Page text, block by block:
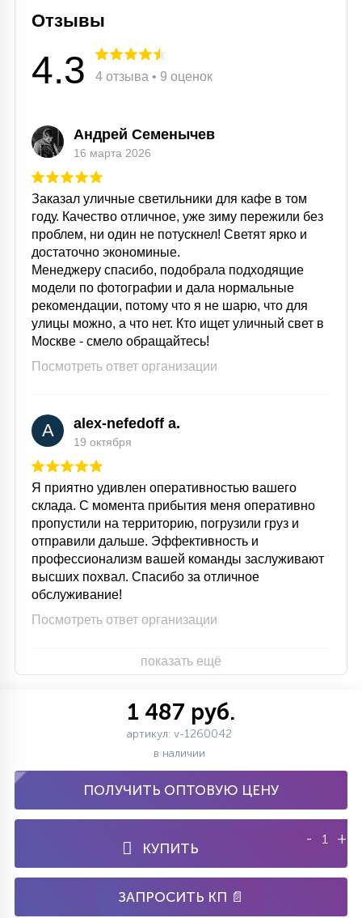
С УПРАВЛЕНИЕМ
Отзывы
4.3 4 отзыва • 9 оценок
Андрей Семенычев
16 марта 2026
Заказал уличные светильники для кафе в том
году. Качество отличное, уже зиму пережили без
проблем, ни один не потускнел! Светят ярко и
достаточно экономиные.
Менеджеру спасибо, подобрала подходящие
модели по фотографии и дала нормальные
рекомендации, потому что я не шарю, что для
улицы можно, а что нет. Кто ищет уличный свет в
Москве - смело обращайтесь!
Посмотреть ответ организации
A alex-nefedoff a.
19 октября
Я приятно удивлен оперативностью вашего
склада. С момента прибытия меня оперативно
пропустили на территорию, погрузили груз и
отправили дальше. Эффективность и
профессионализм вашей команды заслуживают
высших похвал. Спасибо за отличное
обслуживание!
Посмотреть ответ организации
показать ещё
1 487 руб.
артикул: v-1260042
в наличии
ПОЛУЧИТЬ ОПТОВУЮ ЦЕНУ
КУПИТЬ
- +
ЗАПРОСИТЬ КП 📄